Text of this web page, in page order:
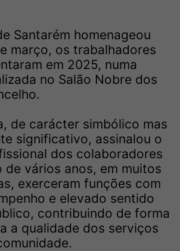
Santarém homenageou
março, os trabalhadores
em 2025, numa
no Salão Nobre dos
de carácter simbólico mas
significativo, assinalou o
dos colaboradores
de vários anos, em muitos
exerceram funções com
e elevado sentido
contribuindo de forma
a qualidade dos serviços